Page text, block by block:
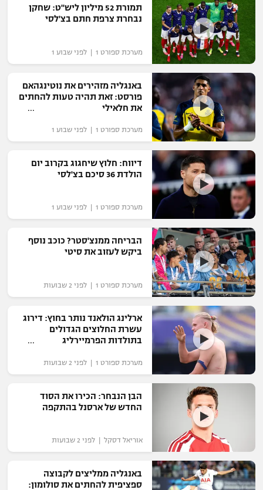
רשיון להקרנה פומבית לבית עסק
הצטרפות לחבילת הערוצים
לוח דרושים – ג'ובנט
תגיות
המגזין
תמורת 52 מיליון ליש"ט: שחקן
נבחרת צרפת חתם בצ'לסי
מערכת ספורט 1 | לפני שבוע 1
באנגליה מזהירים את נוטינגהאם
פורסט: זאת תהיה טעות להחתים
את חלאילי
מערכת ספורט 1 | לפני שבוע 1
דיווח: חלוץ שיחגוג בקרוב יום
הולדת 36 סיכם בצ'לסי
מערכת ספורט 1 | לפני שבוע 1
הבריחה ממנצ'סטר? כוכב נוסף
ביקש לעזוב את סיטי
מערכת ספורט 1 | לפני 2 שבועות
ארלינג הולאנד נותר בחוץ: דירוג
עשרת החלוצים הגדולים
בתולדות הפרמיירליג
מערכת ספורט 1 | לפני 2 שבועות
הבן הנבחר: הכירו את הסוד
החדש של ארסנל בהתקפה
אוריאל דסקל | לפני 2 שבועות
באנגליה ממליצים לקבוצה
ספציפית להחתים את סולומון: